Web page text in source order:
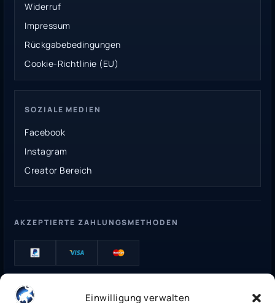
Einwilligung verwalten
Widerruf
Impressum
Rückgabebedingungen
Cookie-Richtlinie (EU)
SOZIALE MEDIEN
Facebook
Instagram
Creator Bereich
AKZEPTIERTE ZAHLUNGSMETHODEN
Whitefox2k Gaming Store• © 2026